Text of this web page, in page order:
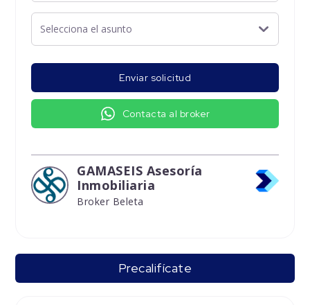
Enviar solicitud
Contacta al broker
GAMASEIS Asesoría
Inmobiliaria
Broker Beleta
Precalifícate